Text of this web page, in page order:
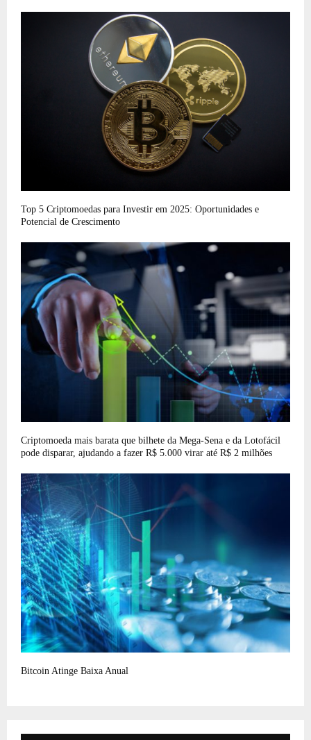
Top 5 Criptomoedas para Investir em 2025: Oportunidades e
Potencial de Crescimento
Criptomoeda mais barata que bilhete da Mega-Sena e da Lotofácil
pode disparar, ajudando a fazer R$ 5.000 virar até R$ 2 milhões
Bitcoin Atinge Baixa Anual